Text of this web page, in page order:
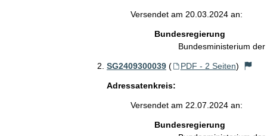
Versendet am 20.03.2024 an:
Bundesregierung
Bundesministerium
SG2409300039 ( PDF - 2 Seiten)
Adressatenkreis:
Versendet am 22.07.2024 an:
Bundesregierung